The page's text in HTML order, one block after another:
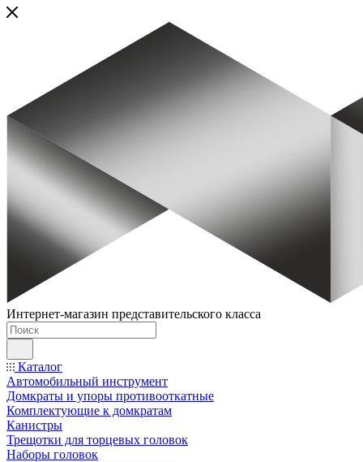
Интернет-магазин представительского класса
Каталог
Автомобильный инструмент
Домкраты и упоры противооткатные
Комплектующие к домкратам
Канистры
Трещотки для торцевых головок
Наборы головок